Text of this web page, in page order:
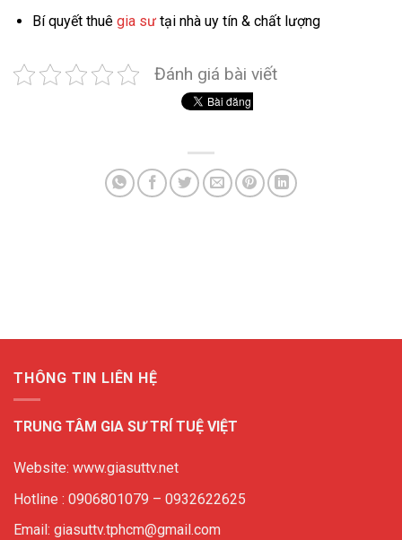
Bí quyết thuê gia sưtại nhà uy tín & chất lượng
Đánh giá bài viết
THÔNG TIN LIÊN HỆ
TRUNG TÂM GIA SƯ TRÍ TUỆ VIỆT
Website: www.giasuttv.net
Hotline : 0906801079 – 0932622625
Email: giasuttv.tphcm@gmail.com